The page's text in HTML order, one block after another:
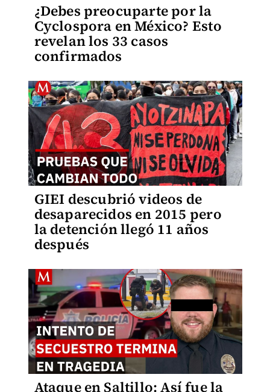
¿Debes preocuparte por la
Cyclospora en México? Esto
revelan los 33 casos
confirmados
GIEI descubrió videos de
desaparecidos en 2015 pero
la detención llegó 11 años
después
Ataque en Saltillo: Así fue la